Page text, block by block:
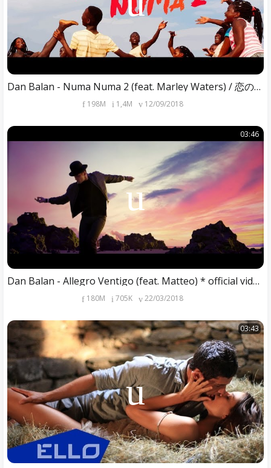
Dan Balan - Numa Numa 2 (feat. Marley Waters) / 恋のマイアヒ2018
198M 1,4M 12/09/2018
03:46
Dan Balan - Allegro Ventigo (feat. Matteo) * official video 2018
180M 705K 22/03/2018
03:43